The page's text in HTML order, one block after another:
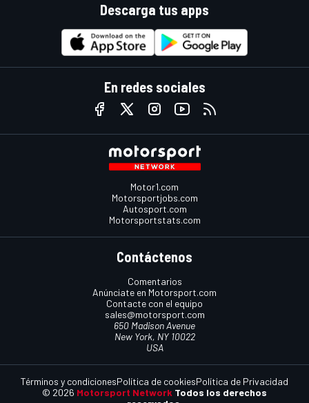
Descarga tus apps
En redes sociales
Motor1.com
Motorsportjobs.com
Autosport.com
Motorsportstats.com
Contáctenos
Comentarios
Anúnciate en Motorsport.com
Contacte con el equipo
sales@motorsport.com
650 Madison Avenue
New York, NY 10022
USA
© 2026 Motorsport Network Todos los derechos
Términos y condicionesPolítica de cookiesPolítica de Privacidad